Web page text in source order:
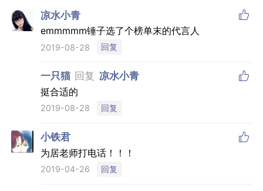
凉水小青 
emmmmm锤子选了个榜单末的代言人
2019-08-28 回复
一只猫 回复 凉水小青 
挺合适的
2019-08-28 回复
小铁君 
为居老师打电话！！！
2019-04-26 回复